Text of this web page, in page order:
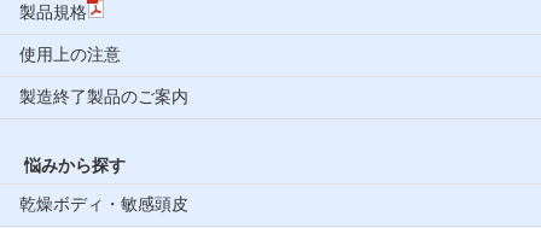
製品規格
使用上の注意
製造終了製品のご案内
悩みから探す
乾燥ボディ・敏感頭皮